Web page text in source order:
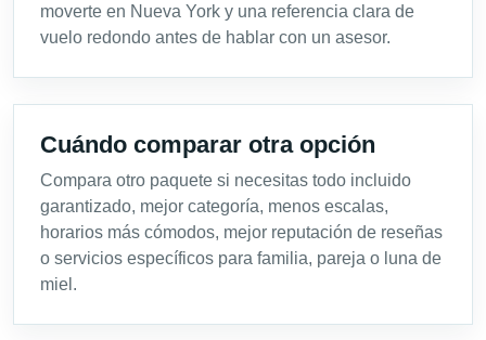
moverte en Nueva York y una referencia clara de
vuelo redondo antes de hablar con un asesor.
Cuándo comparar otra opción
Compara otro paquete si necesitas todo incluido
garantizado, mejor categoría, menos escalas,
horarios más cómodos, mejor reputación de reseñas
o servicios específicos para familia, pareja o luna de
miel.